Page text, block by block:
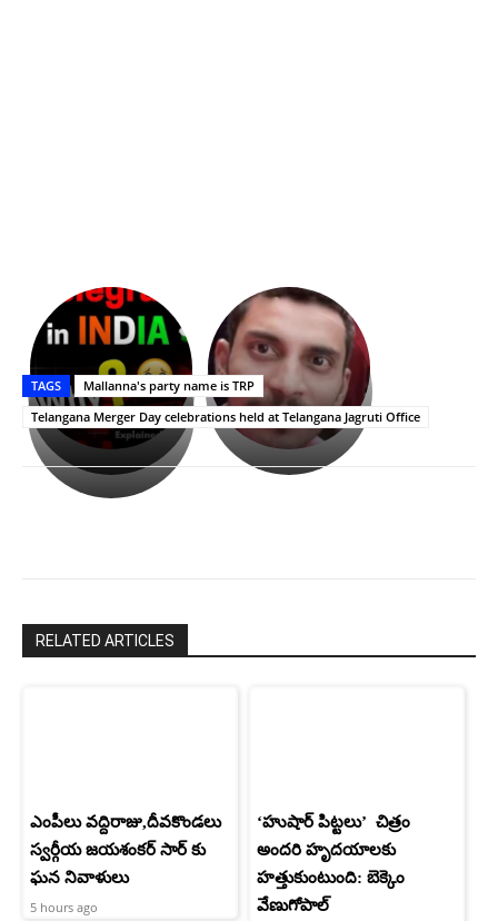
భగవంతుని
ప్రసాదం
తీర్థం..తులసీదళం
లేకుండా
అసంపూర్ణం
కేజీఎఫ్
సినిమాతో
పాన్
ఇండియా
స్టార్
హీరోయిన్‏గా
శ్రీనిధి
Upasana:
భర్తపై
రివెంజ్
తీర్చుకున్న
ఉపాసన..
పాపం
రామ్
TAGS
Mallanna's party name is TRP
Telangana Merger Day celebrations held at Telangana Jagruti Office
RELATED ARTICLES
ఎంపీలు వద్దిరాజు,దీవకొండలు
స్వర్గీయ జయశంకర్ సార్ కు
ఘన నివాళులు
5 hours ago
‘హుషార్‌ పిట్టలు’ చిత్రం
అందరి హృదయాలకు
హత్తుకుంటుంది: బెక్కెం
వేణుగోపాల్‌